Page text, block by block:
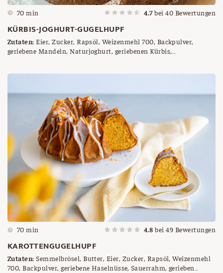
70 min 4.7bei40 Bewertungen
KÜRBIS-JOGHURT-GUGELHUPF
Zutaten: Eier, Zucker, Rapsöl, Weizenmehl 700, Backpulver,
geriebene Mandeln, Naturjoghurt, geriebenen Kürbis,
70 min 4.8 bei49 Bewertungen
KAROTTENGUGELHUPF
Zutaten: Semmelbrösel, Butter, Eier, Zucker, Rapsöl, Weizenmehl
700, Backpulver, geriebene Haselnüsse, Sauerrahm, gerieben